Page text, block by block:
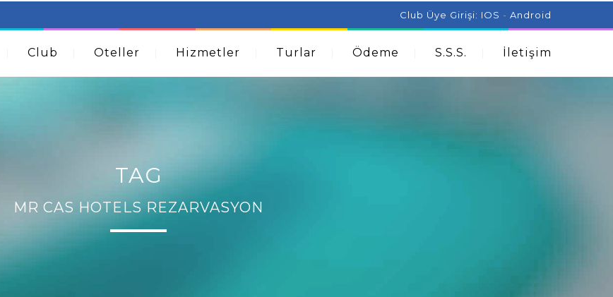
How A Dermatologist Can Help With Acne Problems Aromatherapy And
Club Üye Girişi: IOS - Android
Club Oteller Hizmetler Turlar Ödeme S.S.S. İletişim
TAG
MR CAS HOTELS REZARVASYON